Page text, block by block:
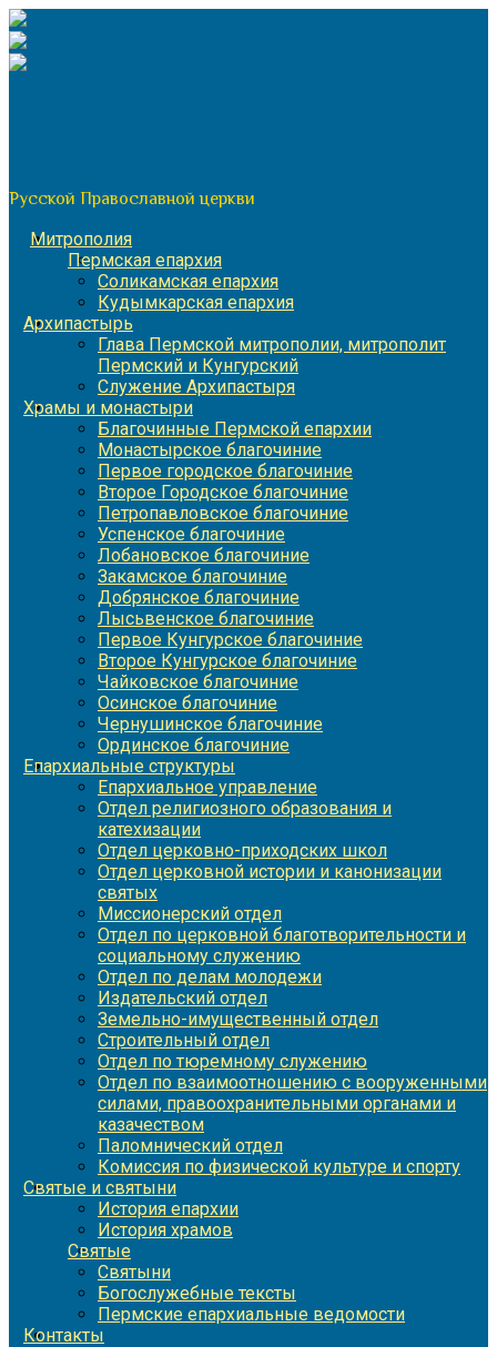
Перейти
к
содержимому
Русской Православной церкви
Митрополия
Пермская епархия
Соликамская епархия
Кудымкарская епархия
Архипастырь
Глава Пермской митрополии, митрополит
Пермский и Кунгурский
Служение Архипастыря
Храмы и монастыри
Благочинные Пермской епархии
Монастырское благочиние
Первое городское благочиние
Второе Городское благочиние
Петропавловское благочиние
Успенское благочиние
Лобановское благочиние
Закамское благочиние
Добрянское благочиние
Лысьвенское благочиние
Первое Кунгурское благочиние
Второе Кунгурское благочиние
Чайковское благочиние
Осинское благочиние
Чернушинское благочиние
Ординское благочиние
Епархиальные структуры
Епархиальное управление
Отдел религиозного образования и
катехизации
Отдел церковно-приходских школ
Отдел церковной истории и канонизации
святых
Миссионерский отдел
Отдел по церковной благотворительности и
социальному служению
Отдел по делам молодежи
Издательский отдел
Земельно-имущественный отдел
Строительный отдел
Отдел по тюремному служению
Отдел по взаимоотношению с вооруженными
силами, правоохранительными органами и
казачеством
Паломнический отдел
Комиссия по физической культуре и спорту
Святые и святыни
История епархии
История храмов
Святые
Святыни
Богослужебные тексты
Пермские епархиальные ведомости
Контакты